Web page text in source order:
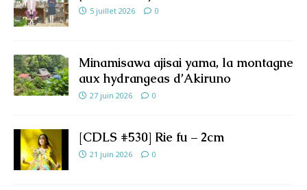
5 juillet 2026 0
Minamisawa ajisai yama, la montagne
aux hydrangeas d’Akiruno
27 juin 2026 0
[CDLS #530] Rie fu – 2cm
21 juin 2026 0